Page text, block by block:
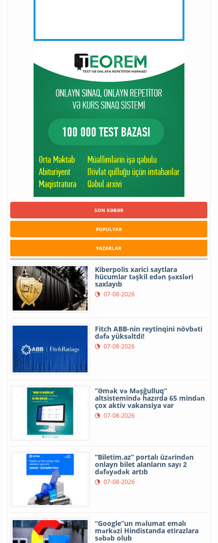
SON XƏBƏR
POPULYAR
YAZARLAR
Kiberpolis xarici saytlara
hücumlar təşkil edən şəxsləri
saxlayıb
07-08-2026
Fitch ABB-nin reytinqini növbəti
dəfə yüksəltdi!
07-08-2026
“Əmək və Məşğulluq”
altsistemində hazırda 65 mindən
çox aktiv vakansiya var
07-08-2026
“Biletim.az” portalı üzərindən
onlayn bilet alanların sayı 2
dəfəyədək artıb
07-08-2026
“Google”un məlumat emalı
mərkəzi Hindistanda etirazlara
səbəb olub